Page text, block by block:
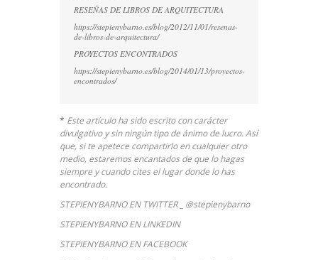
RESEÑAS DE LIBROS DE ARQUITECTURA
https://stepienybarno.es/blog/2012/11/01/resenas-
de-libros-de-arquitectura/
PROYECTOS ENCONTRADOS
https://stepienybarno.es/blog/2014/01/13/proyectos-
encontrados/
* Este artículo ha sido escrito con carácter
divulgativo y sin ningún tipo de ánimo de lucro. Así
que, si te apetece compartirlo en cualquier otro
medio, estaremos encantados de que lo hagas
siempre y cuando cites el lugar donde lo has
encontrado.
STEPIENYBARNO EN TWITTER _ @stepienybarno
STEPIENYBARNO EN LINKEDIN
STEPIENYBARNO EN FACEBOOK